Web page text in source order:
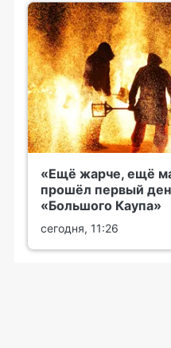
«Ещё жарче, ещё
прошёл первый
«Большого Каупа»
сегодня, 11:26